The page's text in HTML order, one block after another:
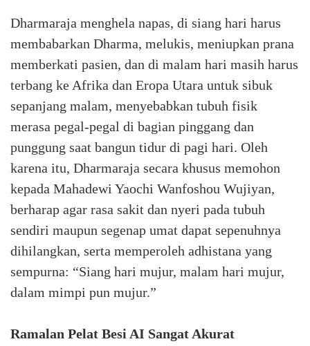
Dharmaraja menghela napas, di siang hari harus
membabarkan Dharma, melukis, meniupkan prana
memberkati pasien, dan di malam hari masih harus
terbang ke Afrika dan Eropa Utara untuk sibuk
sepanjang malam, menyebabkan tubuh fisik
merasa pegal-pegal di bagian pinggang dan
punggung saat bangun tidur di pagi hari. Oleh
karena itu, Dharmaraja secara khusus memohon
kepada Mahadewi Yaochi Wanfoshou Wujiyan,
berharap agar rasa sakit dan nyeri pada tubuh
sendiri maupun segenap umat dapat sepenuhnya
dihilangkan, serta memperoleh adhistana yang
sempurna: “Siang hari mujur, malam hari mujur,
dalam mimpi pun mujur.”
Ramalan Pelat Besi AI Sangat Akurat